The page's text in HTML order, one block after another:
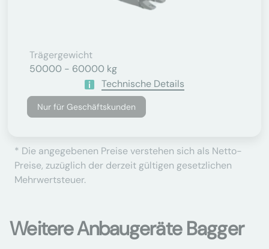
Trägergewicht
50000 - 60000 kg
Technische Details
Nur für Geschäftskunden
* Die angegebenen Preise verstehen sich als Netto-
Preise, zuzüglich der derzeit gültigen gesetzlichen
Mehrwertsteuer.
Weitere Anbaugeräte Bagger